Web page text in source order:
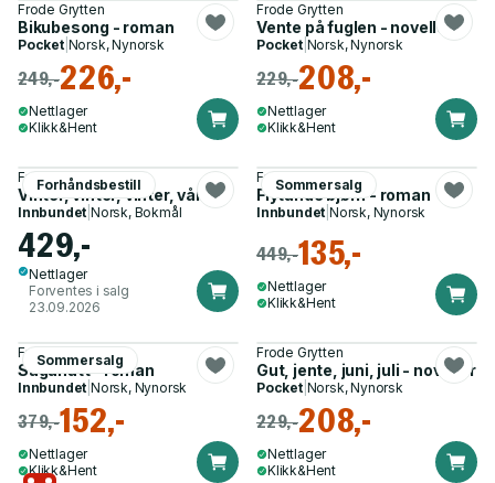
Frode Grytten
Bikubesong - roman
Pocket| Norsk, Nynorsk
249,-226,-
Nettlager
Klikk&Hent
Frode Grytten
Vente på fuglen - noveller
Pocket| Norsk, Nynorsk
229,-208,-
Nettlager
Klikk&Hent
Forhåndsbestill
Frode Grytten
Vinter, vinter, vinter, vår
Innbundet |Norsk, Bokmål
429,-
Nettlager
Forventes i salg
23.09.2026
Sommersalg
Frode Grytten
Flytande bjørn - roman
Innbundet |Norsk, Nynorsk
449,-135,-
Nettlager
Klikk&Hent
Sommersalg
Frode Grytten
Saganatt - roman
Innbundet |Norsk, Nynorsk
379,-152,-
Nettlager
Klikk&Hent
Frode Grytten
Gut, jente, juni, juli - noveller
Pocket| Norsk, Nynorsk
229,-208,-
Nettlager
Klikk&Hent